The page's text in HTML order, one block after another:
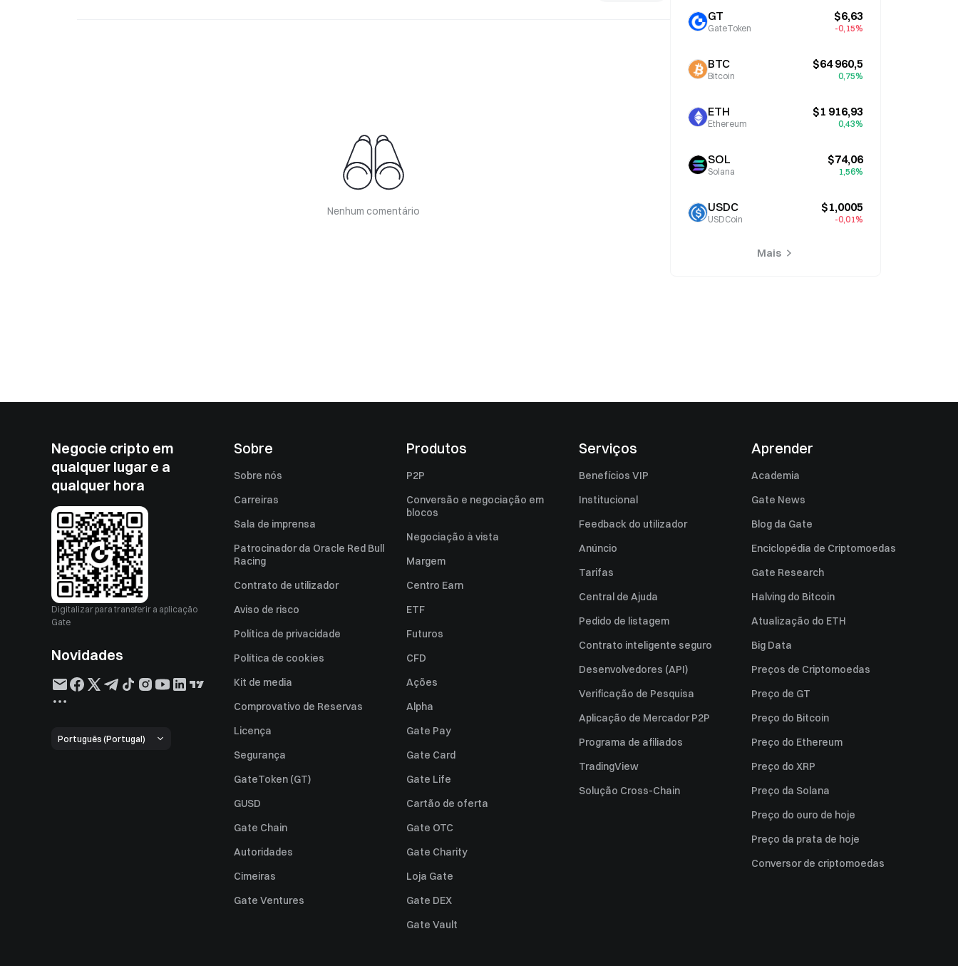
Nenhum comentário
GT
GateToken
$6,63
-0,15%
BTC
Bitcoin
$64 960,5
0,75%
ETH
Ethereum
$1 916,93
0,43%
SOL
Solana
$74,06
1,56%
USDC
USDCoin
$1,0005
-0,01%
Mais
Negocie cripto em
qualquer lugar e a
qualquer hora
Digitalizar para transferir a aplicação
Gate
Novidades
Português (Portugal)
Sobre
Sobre nós
Carreiras
Sala de imprensa
Patrocinador da Oracle Red Bull
Racing
Contrato de utilizador
Aviso de risco
Política de privacidade
Política de cookies
Kit de media
Comprovativo de Reservas
Licença
Segurança
GateToken (GT)
GUSD
Gate Chain
Autoridades
Cimeiras
Gate Ventures
Produtos
P2P
Conversão e negociação em
blocos
Negociação à vista
Margem
Centro Earn
ETF
Futuros
CFD
Ações
Alpha
Gate Pay
Gate Card
Gate Life
Cartão de oferta
Gate OTC
Gate Charity
Loja Gate
Gate DEX
Gate Vault
Serviços
Benefícios VIP
Institucional
Feedback do utilizador
Anúncio
Tarifas
Central de Ajuda
Pedido de listagem
Contrato inteligente seguro
Desenvolvedores (API)
Verificação de Pesquisa
Aplicação de Mercador P2P
Programa de afiliados
TradingView
Solução Cross-Chain
Aprender
Academia
Gate News
Blog da Gate
Enciclopédia de Criptomoedas
Gate Research
Halving do Bitcoin
Atualização do ETH
Big Data
Preços de Criptomoedas
Preço de GT
Preço do Bitcoin
Preço do Ethereum
Preço do XRP
Preço da Solana
Preço do ouro de hoje
Preço da prata de hoje
Conversor de criptomoedas